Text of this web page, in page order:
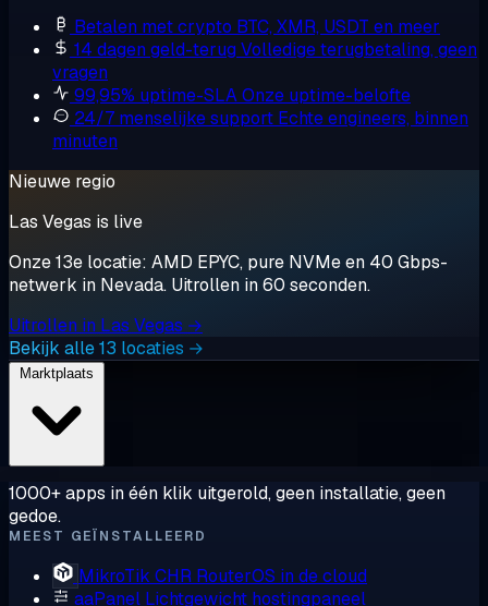
Betalen met crypto BTC, XMR, USDT en meer
14 dagen geld-terug Volledige terugbetaling, geen
vragen
99,95% uptime-SLAOnze uptime-belofte
24/7 menselijke support Echte engineers, binnen
minuten
Nieuwe regio
Las Vegas is live
Onze 13e locatie: AMD EPYC, pure NVMe en 40 Gbps-
netwerk in Nevada. Uitrollen in 60 seconden.
Uitrollen in Las Vegas →
Bekijk alle 13 locaties →
1000+ apps in één klik uitgerold, geen installatie, geen
gedoe.
MEEST GEÏNSTALLEERD
MikroTik CHR RouterOS in de cloud
aaPanel Lichtgewicht hostingpaneel